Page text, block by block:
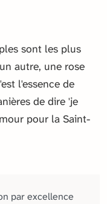
sont les plus
autre, une rose
l'essence de
de dire 'je
pour la Saint-
par excellence